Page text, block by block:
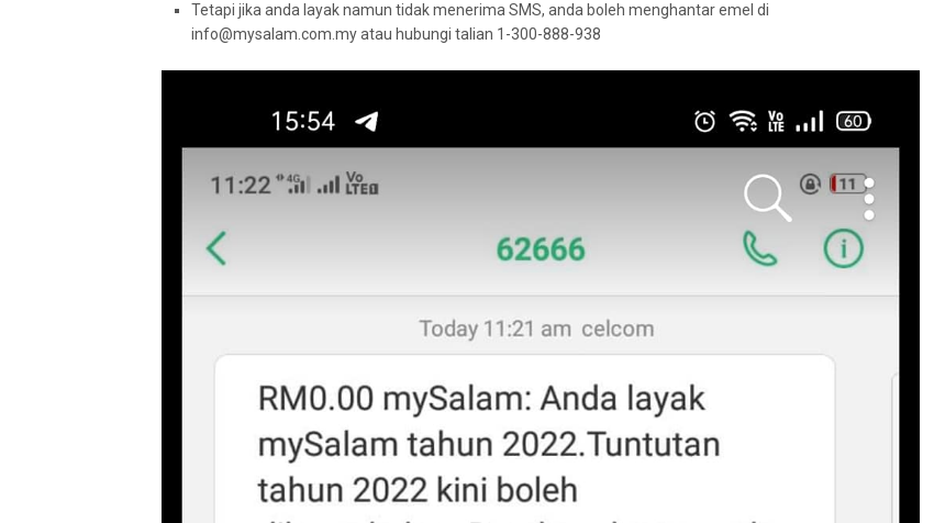
Tetapi jika anda layak namun tidak menerima SMS, anda boleh menghantar emel di
info@mysalam.com.myatau hubungi talian 1-300-888-938